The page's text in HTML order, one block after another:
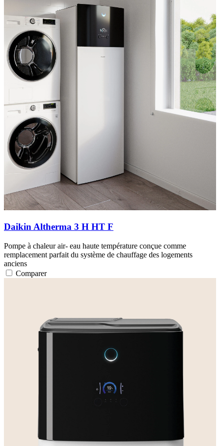
Daikin Altherma 3 H HT F
Pompe à chaleur air- eau haute température conçue comme
remplacement parfait du système de chauffage des logements
anciens
Comparer